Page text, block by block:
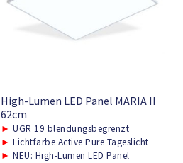
High-Lumen LED Panel MARIA II
62cm
► UGR 19 blendungsbegrenzt
► Lichtfarbe Active Pure Tageslicht
► NEU: High-Lumen LED Panel